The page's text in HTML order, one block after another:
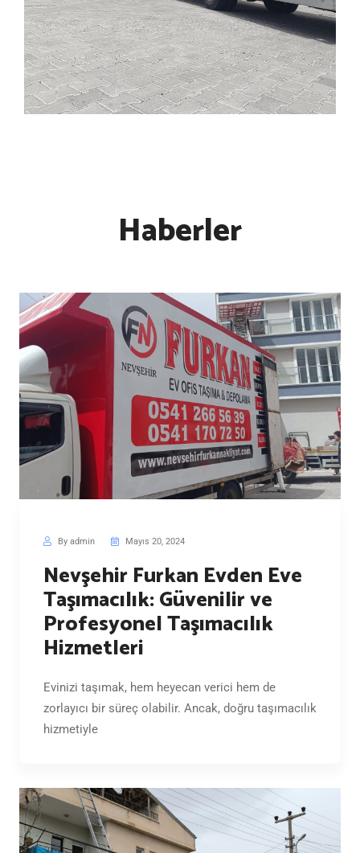
Haberler
By admin Mayıs 20, 2024
Nevşehir Furkan Evden Eve
Taşımacılık: Güvenilir ve
Profesyonel Taşımacılık
Hizmetleri
Evinizi taşımak, hem heyecan verici hem de
zorlayıcı bir süreç olabilir. Ancak, doğru taşımacılık
hizmetiyle